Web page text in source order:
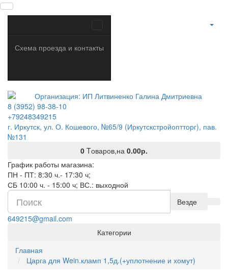
Схема проезда и контакты
8 (3952) 98-38-10
+79248349215
г. Иркутск, ул. О. Кошевого, №65/9 (Иркутскстройоптторг), пав.
№131
0 Tоваров,на 0.00р.
График работы магазина:
ПН - ПТ: 8:30 ч.- 17:30 ч;
СБ 10:00 ч. - 15:00 ч; ВС.: выходной
Везде
649215@gmail.com
Категории
Главная
Царга для Wein.кламп 1,5д.(+уплотнение и хомут)